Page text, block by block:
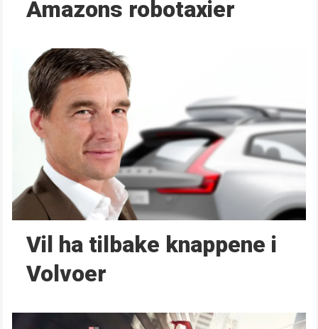
Amazons robotaxier
Vil ha tilbake knappene i
Volvoer